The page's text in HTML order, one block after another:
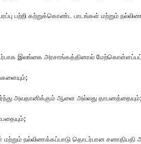
பற்றி கற்றுக்கொண்ட பாடங்கள் மற்றும்
இலங்கை அரசாங்கத்தினால்
அவதானிக்கும் ஆளை அல்லது தாபனத்தையும்;
நல்லிணக்கப்பாடு தொடர்பான